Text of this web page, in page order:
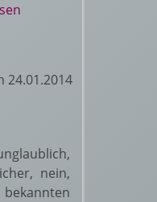
24.01.2014
nein,